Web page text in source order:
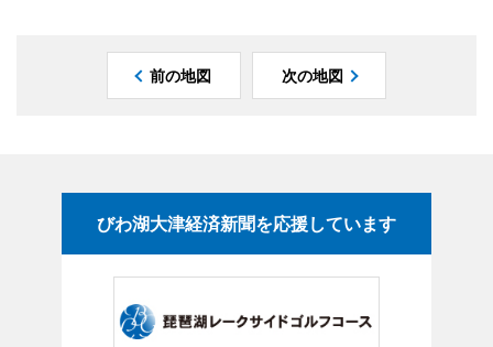
前の地図 次の地図
びわ湖大津経済新聞を応援しています